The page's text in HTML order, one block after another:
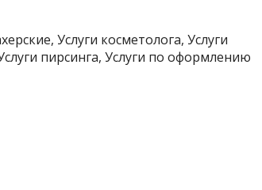
Услуги косметолога, Услуги
пирсинга, Услуги по оформлению